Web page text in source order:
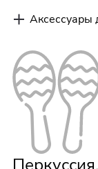
Аксессуары